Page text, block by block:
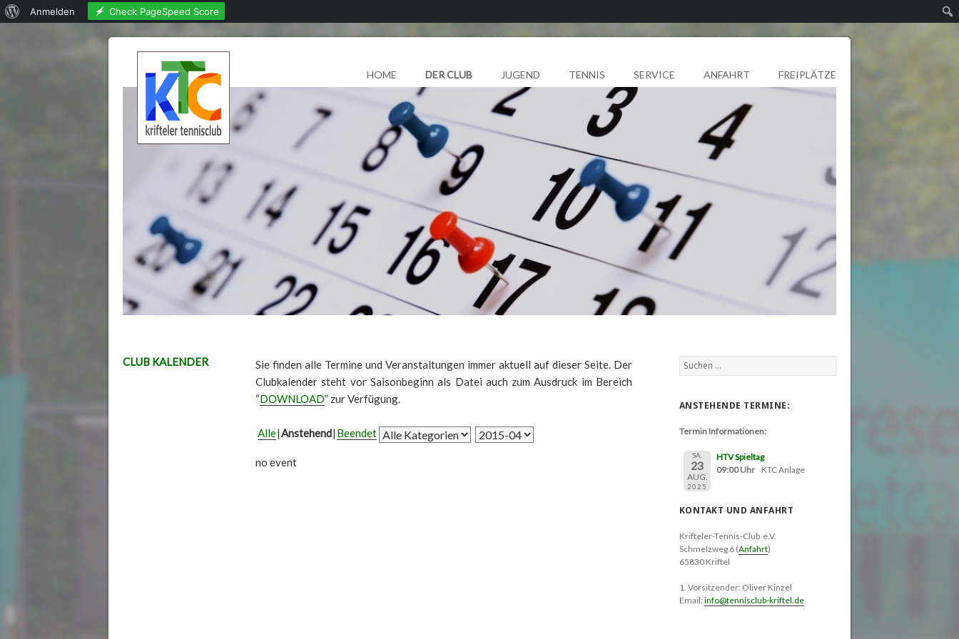
HOME DER CLUB JUGEND TENNIS SERVICE ANFAHRT FREIPLÄTZE
CLUB KALENDER
Suchen
nach:
ANSTEHENDE TERMINE:
Termin Informationen:
SA.
23
AUG.
2025
HTV Spieltag
09:00 Uhr
KTC Anlage
KONTAKT UND ANFAHRT
Krifteler-Tennis-Club e.V.
Schmelzweg 6 (Anfahrt)
65830 Kriftel
1. Vorsitzender: Oliver Kinzel
Email: info@tennisclub-kriftel.de
Sie finden alle Termine und Veranstaltungen immer aktuell auf dieser Seite. Der
Clubkalender steht vor Saisonbeginn als Datei auch zum Ausdruck im Bereich
“DOWNLOAD” zur Verfügung.
Alle Anstehend Beendet
no event
Über
Anmelden Check PageSpeed Score